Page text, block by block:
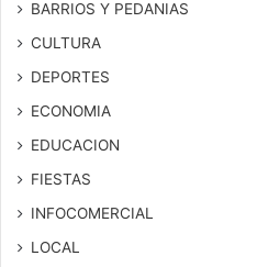
BARRIOS Y PEDANIAS
CULTURA
DEPORTES
ECONOMIA
EDUCACION
FIESTAS
INFOCOMERCIAL
LOCAL